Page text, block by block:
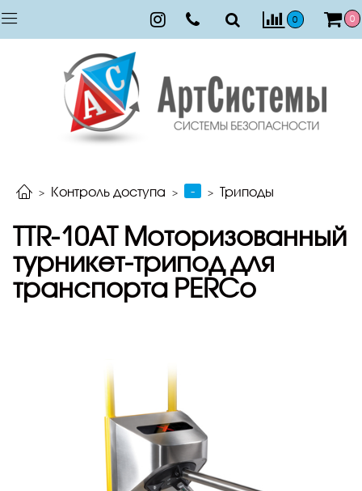
0 0
Контроль доступа - Триподы
ТTR-10АТ Моторизованный
турникет-трипод для
транспорта PERCo